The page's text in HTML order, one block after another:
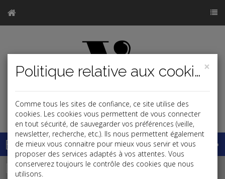
Base documentaire
Dépêches
×
Politique relative aux cookies
Comme tous les sites de confiance, ce site utilise des
cookies. Les cookies vous permettent de vous connecter
en tout sécurité, de sauvegarder vos préférences (veille,
newsletter, recherche, etc.). Ils nous permettent également
de mieux vous connaitre pour mieux vous servir et vous
proposer des services adaptés à vos attentes. Vous
conserverez toujours le contrôle des cookies que nous
utilisons.